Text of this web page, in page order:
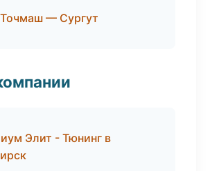
— Сургут
Элит - Тюнинг в